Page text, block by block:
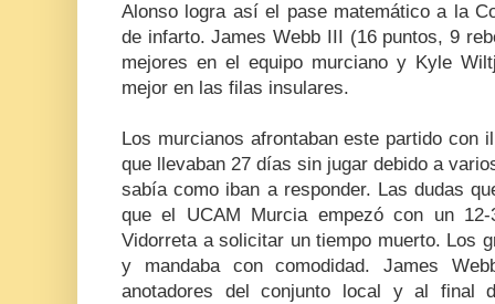
Alonso logra así el pase matemático a la
de infarto. James Webb III (16 puntos, 9
mejores en el equipo murciano y Kyle
mejor en las filas insulares.
Los murcianos afrontaban este partido con
que llevaban 27 días sin jugar debido a
sabía como iban a responder. Las dudas
que el UCAM Murcia empezó con un
Vidorreta a solicitar un tiempo muerto. Los
y mandaba con comodidad. James
anotadores del conjunto local y al final